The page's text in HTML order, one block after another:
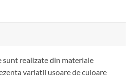
sunt realizate din materiale
variatii usoare de culoare